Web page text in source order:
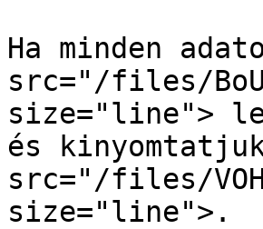
Ha minden
src="/files/
size="line">
és
src="/files/
size="line">.